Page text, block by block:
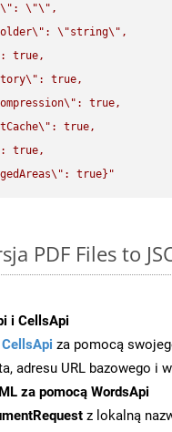
\" : \"\" ,
\" : \"string\" ,
: true,
\" : true,
\" : true,
\" : true,
: true,
\" : true}"
PDF Files to
i CellsApi
CellsApi za pomocą
adresu URL bazowego i
za pomocą WordsApi
z lokalną